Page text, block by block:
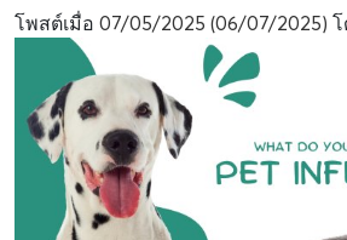
โพสต์เมื่อ 07/05/2025 (06/07/2025)